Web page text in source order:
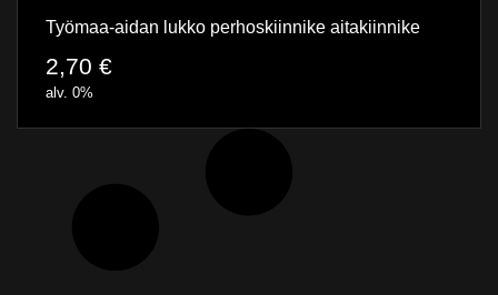
Työmaa-aidan lukko perhoskiinnike aitakiinnike
2,70 €
alv. 0%